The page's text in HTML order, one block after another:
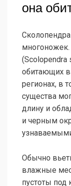
она
Сколопендра
многоножек.
(Scolopendra
обитающих в
регионах, в
существа
длину и
и черным
Обычно
влажные
пустоты